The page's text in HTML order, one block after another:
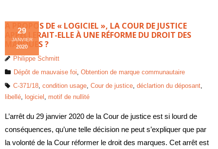
A PROPOS DE « LOGICIEL », LA COUR DE JUSTICE
APPELLERAIT-ELLE À UNE RÉFORME DU DROIT DES
MARQUES ?
29
JANVIER
2020
Philippe Schmitt
Dépôt de mauvaise foi, Obtention de marque communautaire
C-371/18, condition usage, Cour de justice, déclartion du déposant,
libellé, logiciel , motif de nullité
L’arrêt du 29 janvier 2020 de la Cour de justice est si lourd de
conséquences, qu’une telle décision ne peut s’expliquer que par
la volonté de la Cour réformer le droit des marques. Cet arrêt est